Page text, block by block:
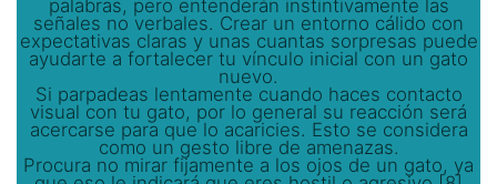
palabras, pero entenderán instintivamente las
señales no verbales. Crear un entorno cálido con
expectativas claras y unas cuantas sorpresas puede
ayudarte a fortalecer tu vínculo inicial con un gato
nuevo.
Si parpadeas lentamente cuando haces contacto
visual con tu gato, por lo general su reacción será
acercarse para que lo acaricies. Esto se considera
como un gesto libre de amenazas.
Procura no mirar fijamente a los ojos de un gato, ya